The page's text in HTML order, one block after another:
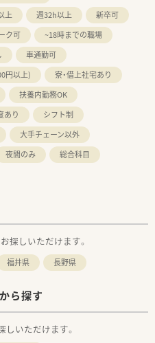
上 週32h以上
新卒可
ク可
~18時までの職場
車通勤可
円以上)
寮・借上社宅あり
扶養内勤務OK
あり
シフト制
大手チェーン以外
夜間のみ
総合科目
探しいただけます。
福井県 長野県
ら探す
いただけます。